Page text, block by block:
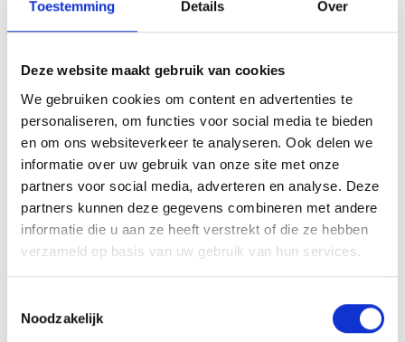
Toestemming Details Over
Deze website maakt gebruik van cookies
We gebruiken cookies om content en advertenties te
personaliseren, om functies voor social media te bieden
en om ons websiteverkeer te analyseren. Ook delen we
informatie over uw gebruik van onze site met onze
partners voor social media, adverteren en analyse. Deze
partners kunnen deze gegevens combineren met andere
informatie die u aan ze heeft verstrekt of die ze hebben
verzameld op basis van uw gebruik van hun services.
Noodzakelijk
5 van de 5 sterren
Je beoordeling*
Naam*